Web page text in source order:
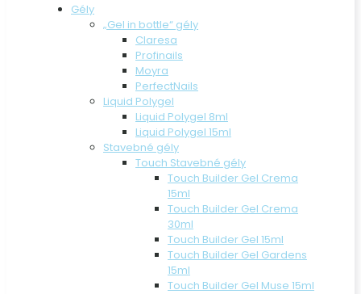
Gély
„Gel in bottle“ gély
Claresa
Profinails
Moyra
PerfectNails
Liquid Polygel
Liquid Polygel 8ml
Liquid Polygel 15ml
Stavebné gély
Touch Stavebné gély
Touch Builder Gel Crema
15ml
Touch Builder Gel Crema
30ml
Touch Builder Gel 15ml
Touch Builder Gel Gardens
15ml
Touch Builder Gel Muse 15ml